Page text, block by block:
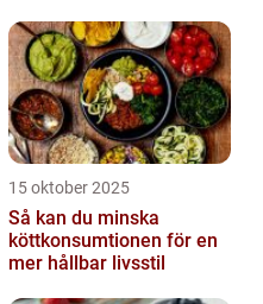
15 oktober 2025
Så kan du minska
köttkonsumtionen för en
mer hållbar livsstil